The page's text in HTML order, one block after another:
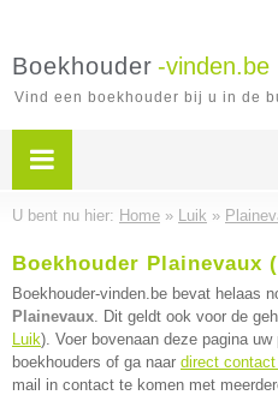
Boekhouder -vinden.be
Vind een boekhouder bij u in de
U bent nu hier: Home » Luik »
Boekhouder Plainevaux
Boekhouder-vinden.be bevat helaas
Plainevaux. Dit geldt ook voor de
Luik). Voer bovenaan deze pagina
boekhouders of ga naar direct
mail in contact te komen met